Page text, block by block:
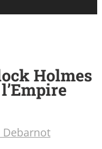
Holmes
Debarnot